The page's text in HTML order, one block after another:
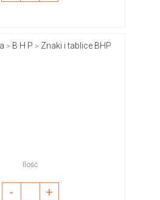
> B H P > Znaki i tablice BHP
Ilość
- +